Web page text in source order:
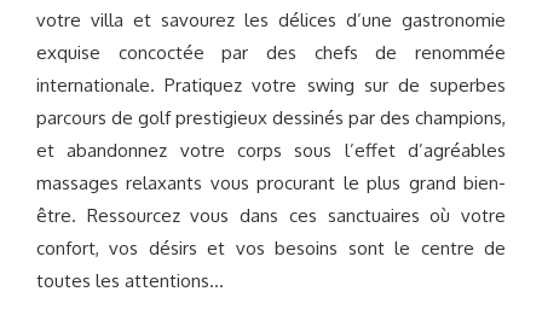
votre villa et savourez les délices d’une gastronomie
exquise concoctée par des chefs de renommée
internationale. Pratiquez votre swing sur de superbes
parcours de golf prestigieux dessinés par des champions,
et abandonnez votre corps sous l’effet d’agréables
massages relaxants vous procurant le plus grand bien-
être. Ressourcez vous dans ces sanctuaires où votre
confort, vos désirs et vos besoins sont le centre de
toutes les attentions…